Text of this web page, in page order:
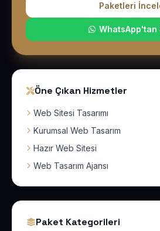
Paketleri
WhatsApp'tan
Öne Çıkan Hizmetler
Web Sitesi Tasarımı
Kurumsal Web Tasarım
Hazır Web Sitesi
Web Tasarım Ajansı
Paket Kategorileri